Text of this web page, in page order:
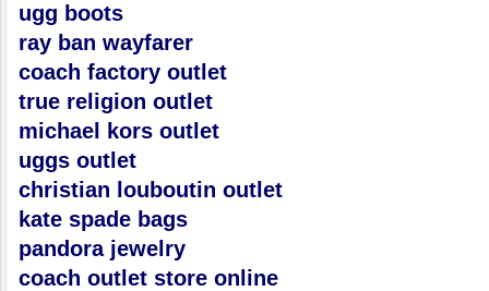
ugg boots
ray ban wayfarer
coach factory outlet
true religion outlet
michael kors outlet
uggs outlet
christian louboutin outlet
kate spade bags
pandora jewelry
coach outlet store online